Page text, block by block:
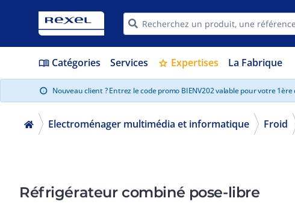
menu_book Catégories Services star Expertises La Fabrique
info Nouveau client ? Entrez le code promo BIENV202 valable pour votre
Electroménager multimédia et informatique Froid
Réfrigérateur combiné pose-libre